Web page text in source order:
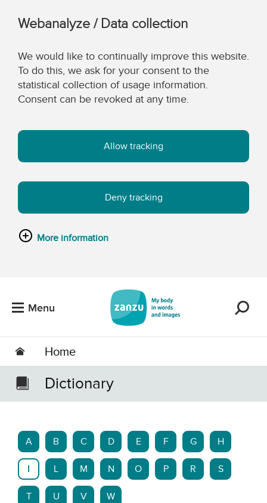
Webanalyze / Data collection
We would like to continually improve this website.
To do this, we ask for your consent to the
statistical collection of usage information.
Consent can be revoked at any time.
Allow tracking
Deny tracking
More information
Menu
Home
Dictionary
A B C D E F G H
L M N O P R S
T U V W